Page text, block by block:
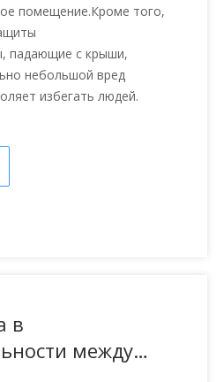
помещение.Кроме того,
падающие с крыши,
небольшой вред
избегать людей.
в
между